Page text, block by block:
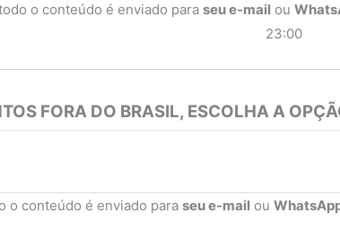
o conteúdo é enviado para seu e-mail ou
23:00
FORA DO BRASIL, ESCOLHA A
o conteúdo é enviado para seu e-mail ou